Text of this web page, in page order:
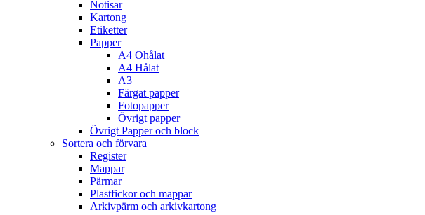
Notisar
Kartong
Etiketter
Papper
A4 Ohålat
A4 Hålat
A3
Färgat papper
Fotopapper
Övrigt papper
Övrigt Papper och block
Sortera och förvara
Register
Mappar
Pärmar
Plastfickor och mappar
Arkivpärm och arkivkartong